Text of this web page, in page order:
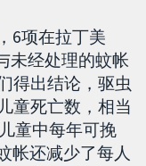
6项在拉丁美
未经处理的蚊帐
得出结论，驱虫
童死亡数，相当
童中每年可挽
帐还减少了每人